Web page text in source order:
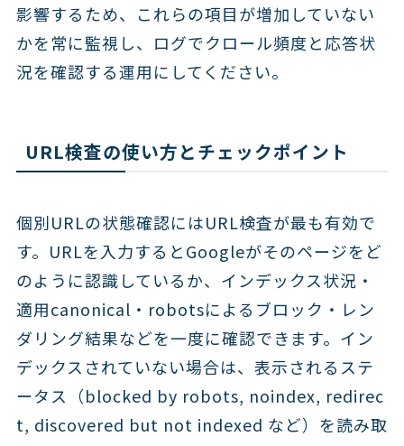
影響するため、これらの項目が増加していない
かを常に監視し、ログでクロール頻度と応答状
況を確認する運用にしてください。
URL検査の使い方とチェックポイント
個別URLの状態確認にはURL検査が最も有効で
す。URLを入力するとGoogleがそのページをど
のように認識しているか、インデックス状況・
適用canonical・robotsによるブロック・レン
ダリング結果などを一度に確認できます。イン
デックスされていない場合は、表示されるステ
ータス（blocked by robots, noindex, redirec
t, discovered but not indexed など）を読み取